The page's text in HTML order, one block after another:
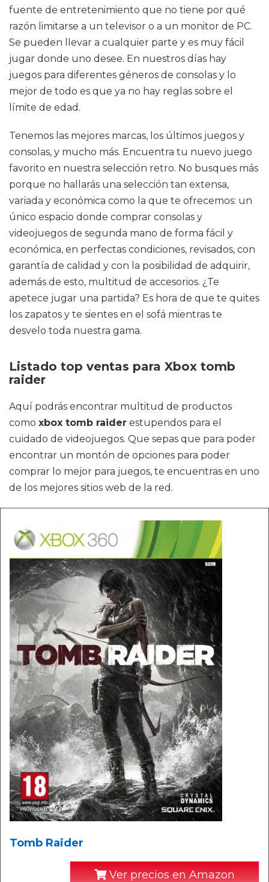
fuente de entretenimiento que no tiene por qué
razón limitarse a un televisor o a un monitor de PC.
Se pueden llevar a cualquier parte y es muy fácil
jugar donde uno desee. En nuestros días hay
juegos para diferentes géneros de consolas y lo
mejor de todo es que ya no hay reglas sobre el
límite de edad.
Tenemos las mejores marcas, los últimos juegos y
consolas, y mucho más. Encuentra tu nuevo juego
favorito en nuestra selección retro. No busques más
porque no hallarás una selección tan extensa,
variada y económica como la que te ofrecemos: un
único espacio donde comprar consolas y
videojuegos de segunda mano de forma fácil y
económica, en perfectas condiciones, revisados, con
garantía de calidad y con la posibilidad de adquirir,
además de esto, multitud de accesorios. ¿Te
apetece jugar una partida? Es hora de que te quites
los zapatos y te sientes en el sofá mientras te
desvelo toda nuestra gama.
Listado top ventas para Xbox tomb
raider
Aquí podrás encontrar multitud de productos
como xbox tomb raider estupendos para el
cuidado de videojuegos. Que sepas que para poder
encontrar un montón de opciones para poder
comprar lo mejor para juegos, te encuentras en uno
de los mejores sitios web de la red.
Tomb Raider
Ver precios en Amazon